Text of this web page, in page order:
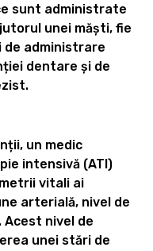
sunt administrate
unei măști, fie
de administrare
dentare și de
un medic
intensivă (ATI)
vitali ai
arterială, nivel de
Acest nivel de
unei stări de